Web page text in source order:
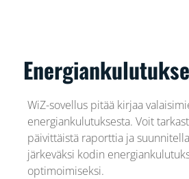
WiZ-sovellus pitää kirjaa
energiankulutuksesta. Voit
päivittäistä raporttia ja
järkeväksi kodin
optimoimiseksi.